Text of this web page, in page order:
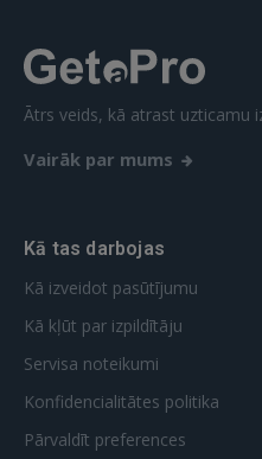
Ātrs veids, kā atrast uzticamu
Vairāk par mums
Kā tas darbojas
Kā izveidot pasūtījumu
Kā kļūt par izpildītāju
Servisa noteikumi
Konfidencialitātes politika
Pārvaldīt preferences